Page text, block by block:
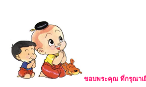
ขอบพระคุณ ที่กรุณาเ